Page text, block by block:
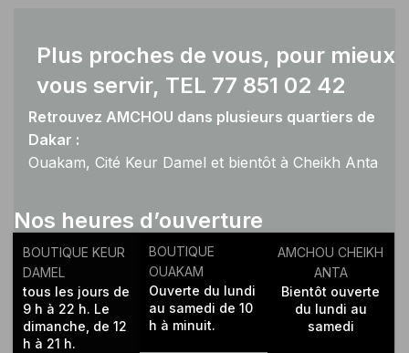
Plus proches de vous, pour mieux
vous servir, TEL 77 851 02 42
Retrouvez AMCHOU dans plusieurs quartiers de
Dakar :
Ouakam, Cité Keur Damel et bientôt à Cheikh Anta
Nos heures d’ouverture
BOUTIQUE KEUR
DAMEL
tous les jours de
9 h à 22 h. Le
dimanche, de 12
h à 21 h.
BOUTIQUE
OUAKAM
Ouverte du lundi
au samedi de 10
h à minuit.
AMCHOU CHEIKH
ANTA
Bientôt ouverte
du lundi au
samedi